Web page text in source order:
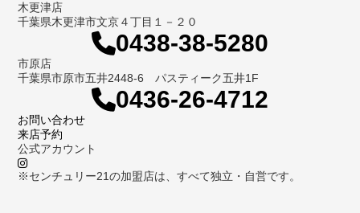
木更津店
千葉県木更津市文京４丁目１－２０
0438-38-5280
市原店
千葉県市原市五井2448-6 パスティーク五井1F
0436-26-4712
お問い合わせ
来店予約
公式アカウント
※センチュリー21の加盟店は、すべて独立・自営です。